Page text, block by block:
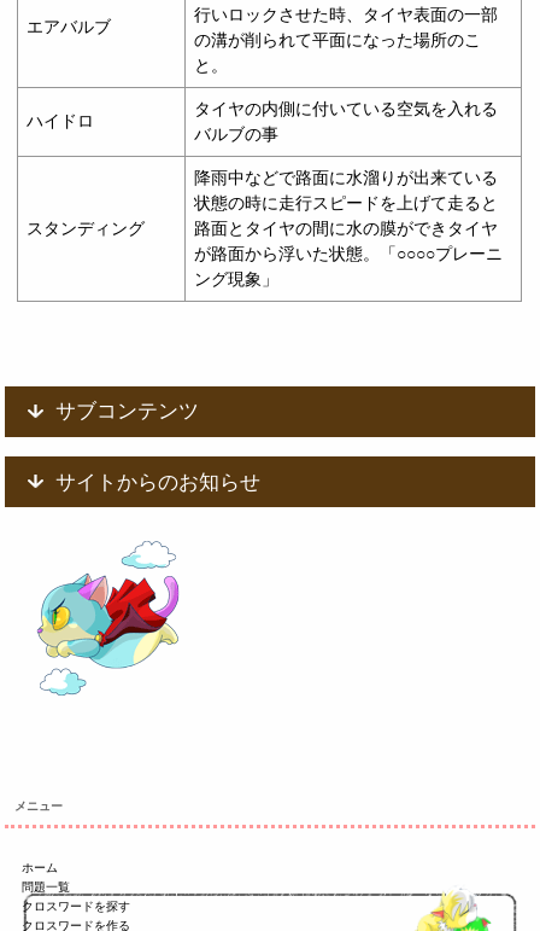
エアバルブ
行いロックさせた時、タイヤ表面の一部
の溝が削られて平面になった場所のこ
と。
ハイドロ
タイヤの内側に付いている空気を入れる
バルブの事
スタンディング
降雨中などで路面に水溜りが出来ている
状態の時に走行スピードを上げて走ると
路面とタイヤの間に水の膜ができタイヤ
が路面から浮いた状態。「○○○○プレーニ
ング現象」
サブコンテンツ
サイトからのお知らせ
メニュー
ホーム
問題一覧
クロスワードを探す
クロスワードを作る